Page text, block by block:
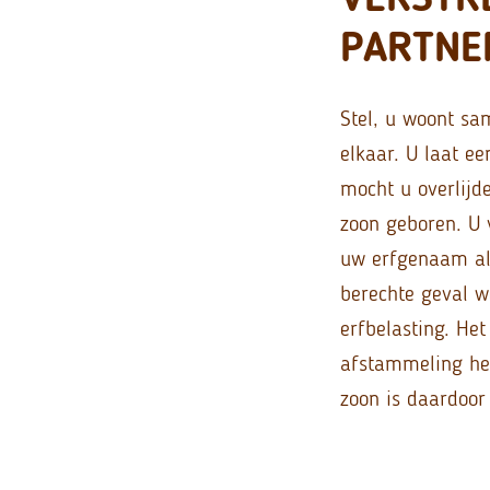
Stel, u woont
elkaar. U laat
mocht u
zoon geboren.
uw erfgenaam
berechte geval
erfbelasting.
afstammeling
zoon is